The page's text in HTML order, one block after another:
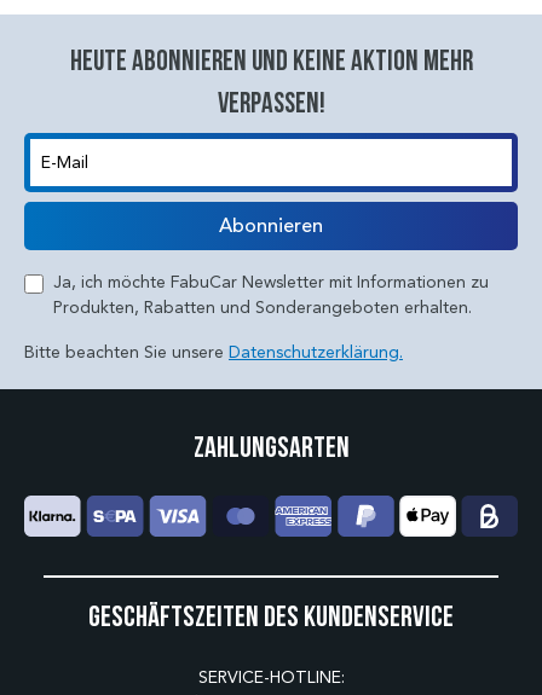
Heute abonnieren und keine aktion mehr
verpassen!
E-Mail
Abonnieren
Ja, ich möchte FabuCar Newsletter mit Informationen zu
Produkten, Rabatten und Sonderangeboten erhalten.
Bitte beachten Sie unsere Datenschutzerklärung.
Geschäftszeiten des Kundenservice
SERVICE-HOTLINE:
Zahlungsarten